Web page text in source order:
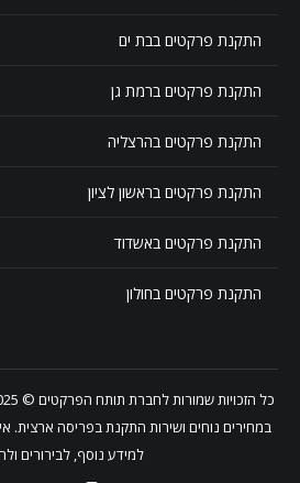
התקנת פרקטים בבת ים
התקנת פרקטים ברמת גן
התקנת פרקטים בהרצליה
התקנת פרקטים בראשון לציון
התקנת פרקטים באשדוד
התקנת פרקטים בחולון
כל הזכויות שמורות לחברת תותח הפרקטים
במחירים נוחים ושירות התקנת בפריסה ארצית.
למידע נוסף, לבירורים